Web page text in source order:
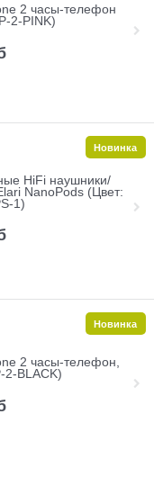
2 часы-телефон
2-PINK)
HiFi наушники/
NanoPods (Цвет:
1)
Новинка
2 часы-телефон,
2-BLACK)
Новинка